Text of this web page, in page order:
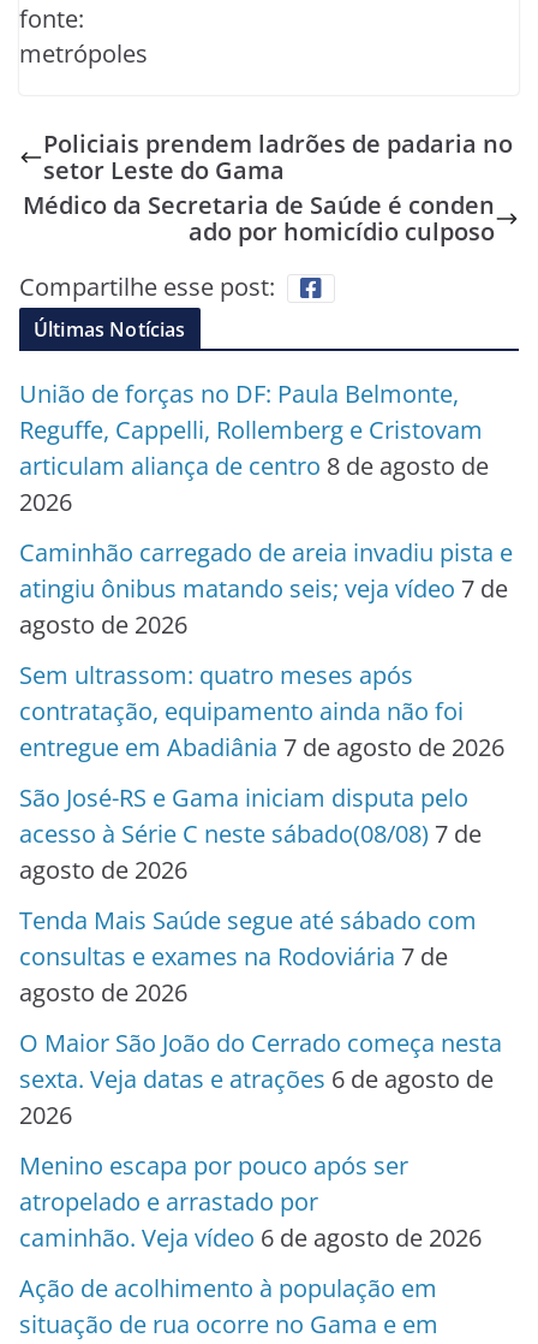
fonte:
metrópoles
Policiais prendem ladrões de padaria no
setor Leste do Gama
Médico da Secretaria de Saúde é conden
ado por homicídio culposo
Compartilhe esse post:
Últimas Notícias
União de forças no DF: Paula Belmonte,
Reguffe, Cappelli, Rollemberg e Cristovam
articulam aliança de centro 8 de agosto de
2026
Caminhão carregado de areia invadiu pista e
atingiu ônibus matando seis; veja vídeo 7 de
agosto de 2026
Sem ultrassom: quatro meses após
contratação, equipamento ainda não foi
entregue em Abadiânia 7 de agosto de 2026
São José-RS e Gama iniciam disputa pelo
acesso à Série C neste sábado(08/08) 7 de
agosto de 2026
Tenda Mais Saúde segue até sábado com
consultas e exames na Rodoviária 7 de
agosto de 2026
O Maior São João do Cerrado começa nesta
sexta. Veja datas e atrações 6 de agosto de
2026
Menino escapa por pouco após ser
atropelado e arrastado por
caminhão. Veja vídeo 6 de agosto de 2026
Ação de acolhimento à população em
situação de rua ocorre no Gama e em